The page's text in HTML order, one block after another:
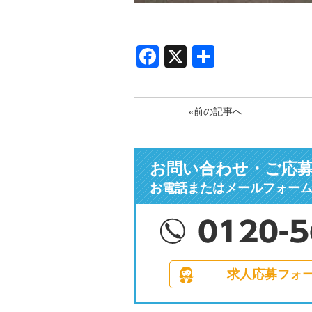
Facebook
X
«前の記事へ
お問い合わせ・ご応
お電話またはメールフォー
求人応募フォ